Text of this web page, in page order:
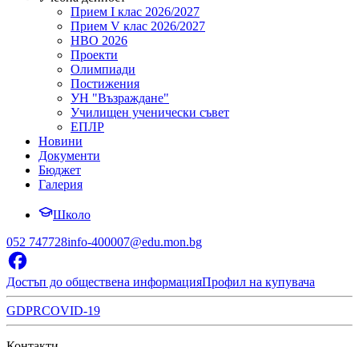
Прием I клас 2026/2027
Прием V клас 2026/2027
НВО 2026
Проекти
Олимпиади
Постижения
УН "Възраждане"
Училищен ученически съвет
ЕПЛР
Новини
Документи
Бюджет
Галерия
Школо
052 747728info-400007@edu.mon.bg
Достъп до обществена информацияПрофил на купувача
GDPRCOVID-19